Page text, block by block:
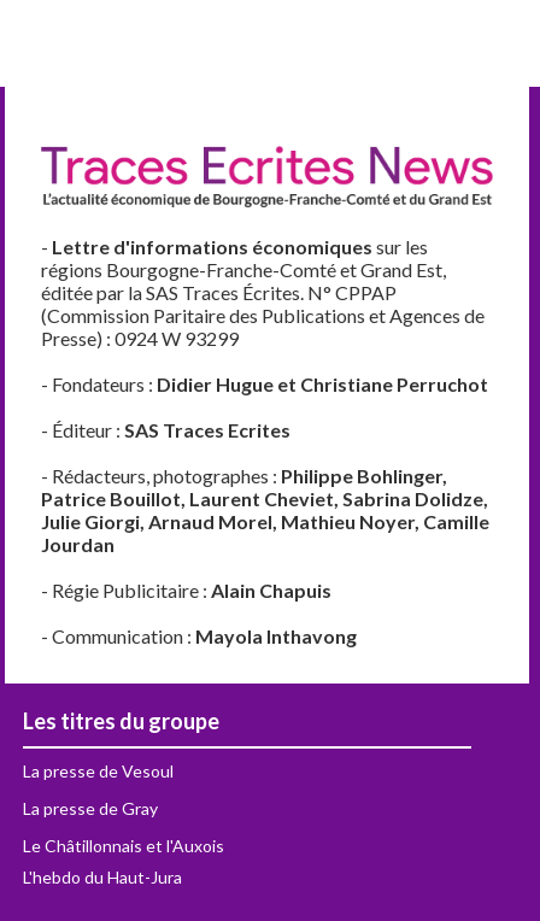
- Lettre d'informations économiques sur les
régions Bourgogne-Franche-Comté et Grand Est,
éditée par la SAS Traces Écrites. N° CPPAP
(Commission Paritaire des Publications et Agences de
Presse) : 0924 W 93299
- Fondateurs : Didier Hugue et Christiane Perruchot
- Éditeur :SAS Traces Ecrites
- Rédacteurs, photographes : Philippe Bohlinger,
Patrice Bouillot, Laurent Cheviet, Sabrina Dolidze,
Julie Giorgi, Arnaud Morel, Mathieu Noyer, Camille
Jourdan
- Régie Publicitaire :Alain Chapuis
- Communication : Mayola Inthavong
Les titres du groupe
La presse de Vesoul
La presse de Gray
Le Châtillonnais et l'Auxois
L'hebdo du Haut-Jura